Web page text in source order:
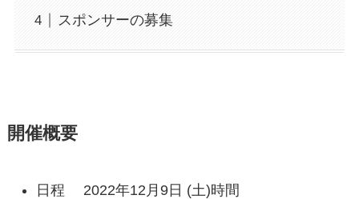
スポンサーの募集
開催概要
日程 2022年12月9日 (土)時間